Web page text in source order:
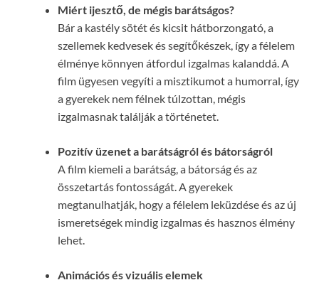
Miért ijesztő, de mégis barátságos?
Bár a kastély sötét és kicsit hátborzongató, a
szellemek kedvesek és segítőkészek, így a félelem
élménye könnyen átfordul izgalmas kalanddá. A
film ügyesen vegyíti a misztikumot a humorral, így
a gyerekek nem félnek túlzottan, mégis
izgalmasnak találják a történetet.
Pozitív üzenet a barátságról és bátorságról
A film kiemeli a barátság, a bátorság és az
összetartás fontosságát. A gyerekek
megtanulhatják, hogy a félelem leküzdése és az új
ismeretségek mindig izgalmas és hasznos élmény
lehet.
Animációs és vizuális elemek